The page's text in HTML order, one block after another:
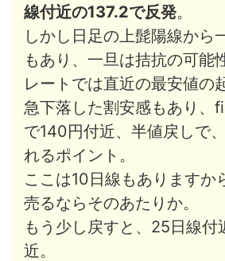
線付近の137.2で反発。
しかし日足の上髭陽線から
もあり、一旦は拮抗の可能
レートでは直近の最安値の
急下落した割安感もあり、
で140円付近、半値戻しで
れるポイント。
ここは10日線もありますか
売るならそのあたりか。
もう少し戻すと、25日線付
近。